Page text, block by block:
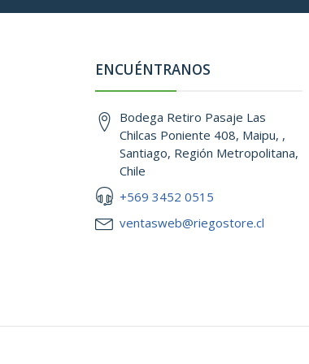
ENCUÉNTRANOS
Bodega Retiro Pasaje Las
Chilcas Poniente 408, Maipu, ,
Santiago, Región Metropolitana,
Chile
+569 3452 0515
ventasweb@riegostore.cl